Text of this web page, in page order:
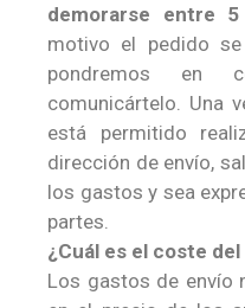
demorarse entre
motivo el pedido
pondremos en
comunicártelo. Una
está permitido
dirección de envío,
los gastos y sea
partes.
¿Cuál es el coste
Los gastos de envío